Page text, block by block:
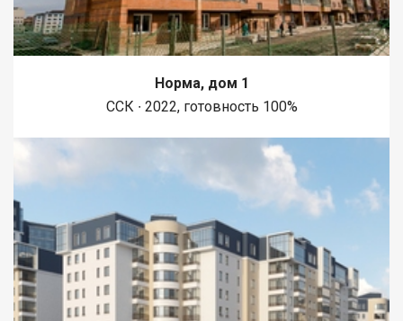
Норма, дом 1
ССК ∙ 2022, готовность 100%